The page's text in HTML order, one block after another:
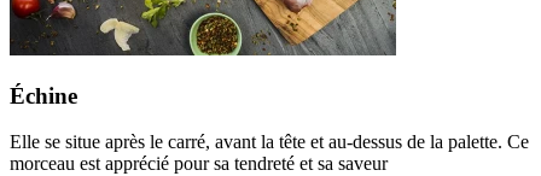
Échine
Elle se situe après le carré, avant la tête et au-dessus de la palette. Ce
morceau est apprécié pour sa tendreté et sa saveur